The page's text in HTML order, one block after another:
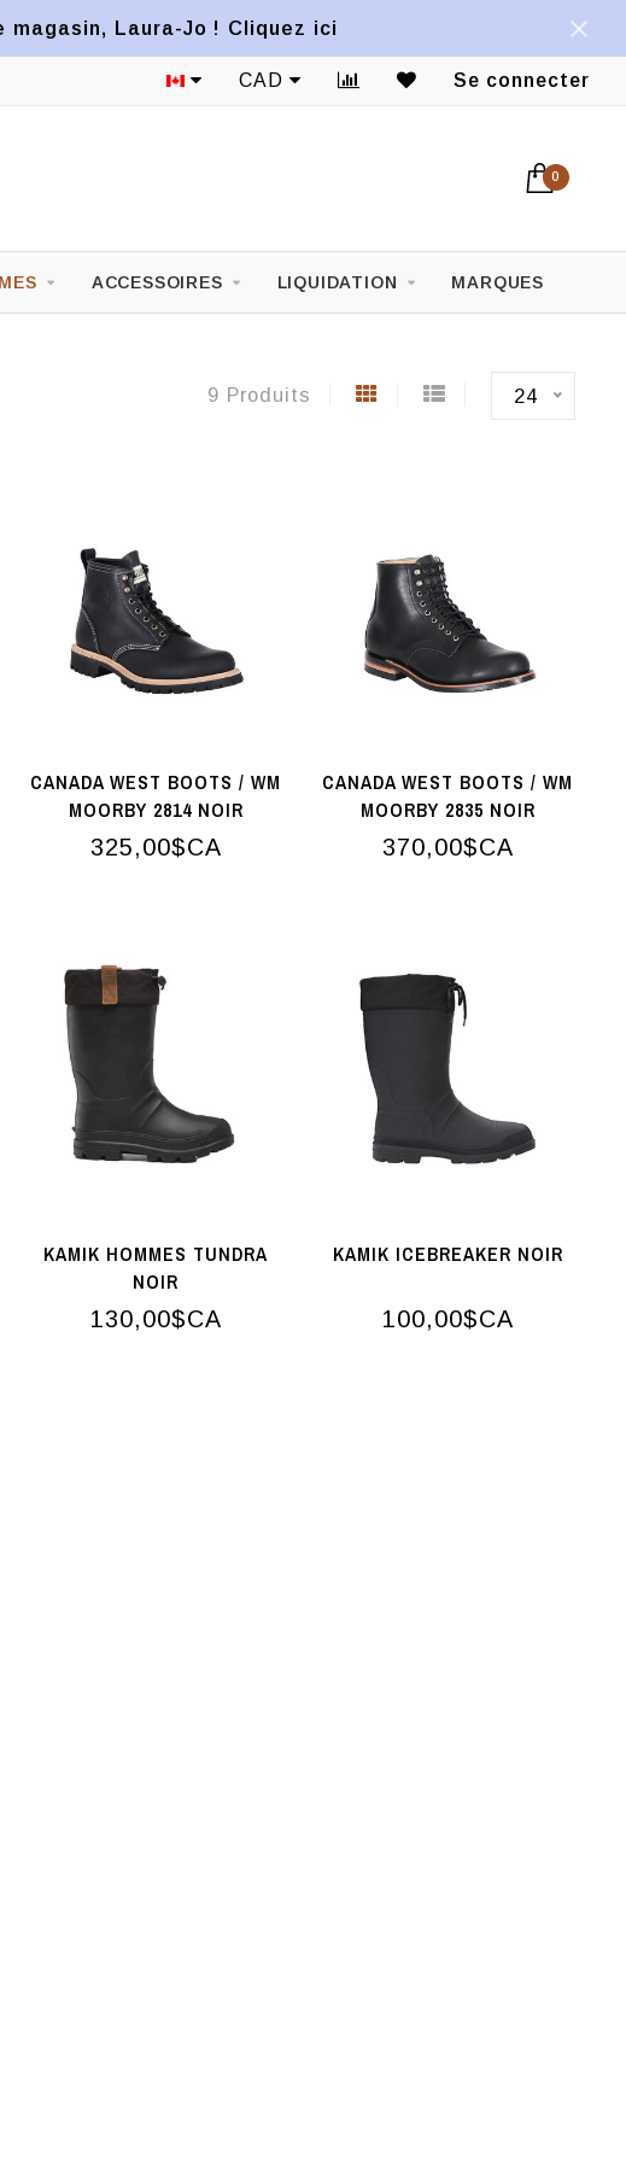
Laura-Jo ! Cliquez ici
1822 ave Mont-Royal Est
CAD Se connecter
0
ACCESSOIRES LIQUIDATION MARQUES
9 Produits 24
CANADA WEST BOOTS / WM
MOORBY 2814 NOIR
LOGGERTAN
325,00$CA
CANADA WEST BOOTS / WM
MOORBY 2835 NOIR
370,00$CA
KAMIK HOMMES TUNDRA
NOIR
130,00$CA
KAMIK ICEBREAKER NOIR
100,00$CA